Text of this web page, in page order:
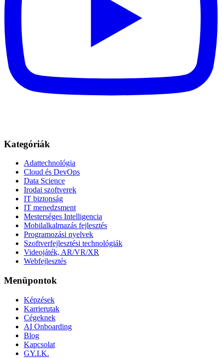
Kategóriák
Adattechnológia
Cloud és DevOps
Data Science
Irodai szoftverek
IT biztonság
IT menedzsment
Mesterséges Intelligencia
Mobilalkalmazás fejlesztés
Programozási nyelvek
Szoftverfejlesztési technológiák
Videojáték, AR/VR/XR
Webfejlesztés
Menüpontok
Képzések
Karrierutak
Cégeknek
AI Onboarding
Blog
Kapcsolat
GY.I.K.